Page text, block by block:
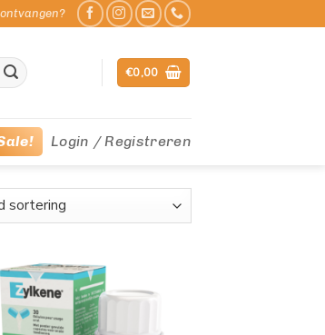
€0,00
Login / Registreren